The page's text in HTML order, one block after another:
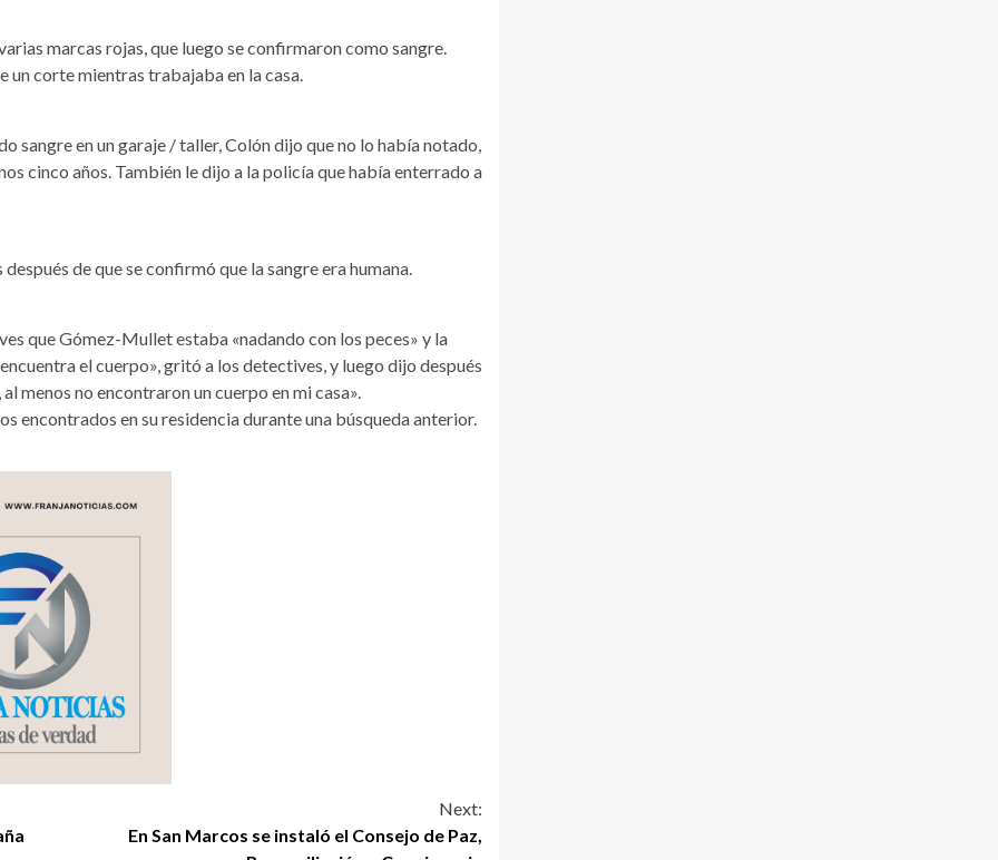
marcas rojas, que luego se confirmaron como sangre.
un corte mientras trabajaba en la casa.
sangre en un garaje / taller, Colón dijo que no lo había notado,
cinco años. También le dijo a la policía que había enterrado a
de que se confirmó que la sangre era humana.
que Gómez-Mullet estaba «nadando con los peces» y la
el cuerpo», gritó a los detectives, y luego dijo después
menos no encontraron un cuerpo en mi casa».
encontrados en su residencia durante una búsqueda anterior.
Next:
En San Marcos se instaló el Consejo de Paz,